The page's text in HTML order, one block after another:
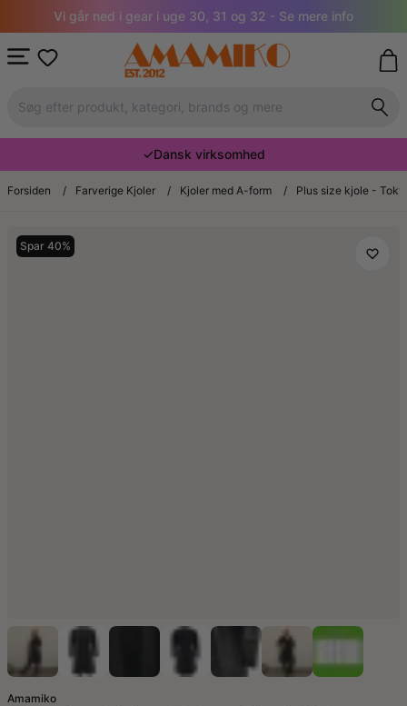
Vi går ned i gear i uge 30, 31 og 32 - Se mere info
✓Dansk virksomhed
Forsiden / Farverige Kjoler / Kjoler med A-form / Plus size kjole -
Spar 40%
Amamiko